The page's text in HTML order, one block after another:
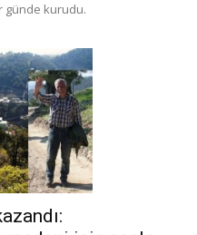
günde kurudu.